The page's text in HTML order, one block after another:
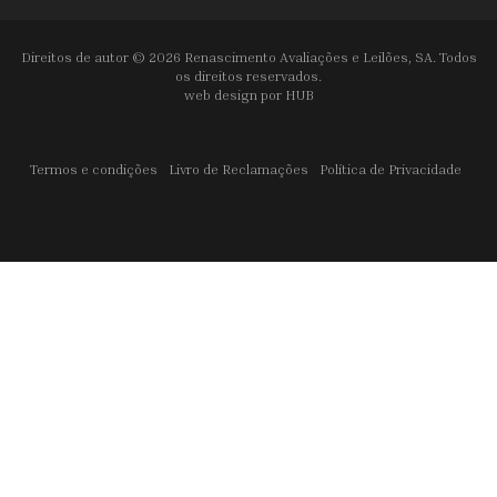
Direitos de autor © 2026 Renascimento Avaliações e Leilões, SA. Todos
os direitos reservados.
web design por HUB
Termos e condições Livro de Reclamações Política de Privacidade